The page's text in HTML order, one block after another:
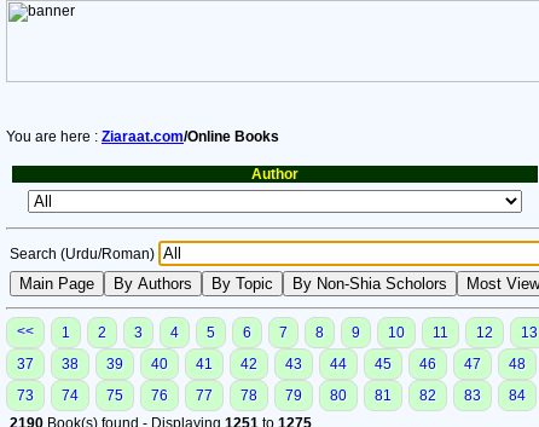
You are here : Ziaraat.com/Online Books
Author
Search (Urdu/Roman)
<< 1 2 3 4 5 6 7 8 9 10 11 12 13
37
38 39 40 41 42 43 44 45 46 47 48
73
74 75 76 77 78 79 80 81 82 83 84
2190 Book(s) found - Displaying 1251 to 1275